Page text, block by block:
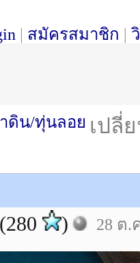
| สมัครสมาชิก |
เปลี่
ดิน/ทุ่นลอย
(280 ) 28 ต.